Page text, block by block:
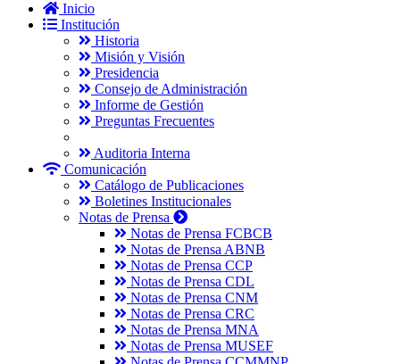
Inicio
Institución
Historia
Misión y Visión
Presidencia
Consejo de Administración
Informe de Gestión
Preguntas Frecuentes
Auditoria Interna
Comunicación
Catálogo de Publicaciones
Boletines Institucionales
Notas de Prensa
Notas de Prensa FCBCB
Notas de Prensa ABNB
Notas de Prensa CCP
Notas de Prensa CDL
Notas de Prensa CNM
Notas de Prensa CRC
Notas de Prensa MNA
Notas de Prensa MUSEF